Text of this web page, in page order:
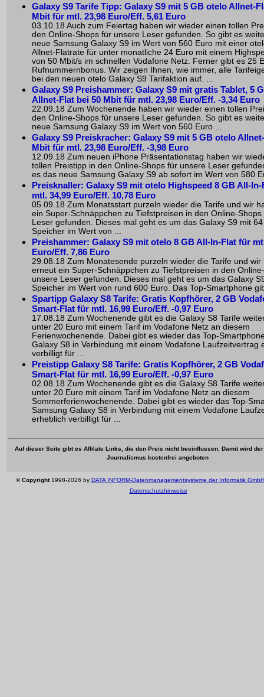
Galaxy S9 Tarife Tipp: Galaxy S9 mit 5 GB otelo Allnet-
Mbit für mtl. 23,98 Euro/Eff. 5,61 Euro
03.10.18 Auch zum Feiertag haben wir wieder einen tollen
den Online-Shops für unsere Leser gefunden. So gibt es
neue Samsung Galaxy S9 im Wert von 560 Euro mit einer
Allnet-Flatrate für unter monatliche 24 Euro mit einem
von 50 Mbit/s im schnellen Vodafone Netz. Ferner gibt es 25
Rufnummernbonus. Wir zeigen Ihnen, wie immer, alle
bei den neuen otelo Galaxy S9 Tarifaktion auf. ...
Galaxy S9 Preishammer: Galaxy S9 mit gratis Tablet, 5
Allnet-Flat bei 50 Mbit für mtl. 23,98 Euro/Eff. -3,34 Euro
22.09.18 Zum Wochenende haben wir wieder einen tollen
den Online-Shops für unsere Leser gefunden. So gibt es
neue Samsung Galaxy S9 im Wert von 560 Euro ...
Galaxy S9 Preiskracher: Galaxy S9 mit 5 GB otelo
Mbit für mtl. 23,98 Euro/Eff. -3,98 Euro
12.09.18 Zum neuen iPhone Präsentationstag haben wir
tollen Preistipp in den Online-Shops für unsere Leser
es das neue Samsung Galaxy S9 ab sofort im Wert von 580
Preisknaller: Galaxy S9 mit otelo Highspeed 8 GB All-
mtl. 34,99 Euro/Eff. 10,78 Euro
05.09.18 Zum Monatsstart purzeln wieder die Tarife und wir
ein Super-Schnäppchen zu Tiefstpreisen in den Online-
Leser gefunden. Dieses mal geht es um das Galaxy S9 mit
Speicher im Wert von ...
Preishammer: Galaxy S9 mit otelo 8 GB All-In-Flat für
Euro/Eff. 7,86 Euro
29.08.18 Zum Monatesende purzeln wieder die Tarife und wir
erneut ein Super-Schnäppchen zu Tiefstpreisen in den
unsere Leser gefunden. Dieses mal geht es um das Galaxy
Speicher im Wert von rund 600 Euro. Das Top-Smartphone
Spartipp Galaxy S8 Tarife: Gratis Kopfhörer, 2 GB
Smart-Flat für mtl. 16,99 Euro/Eff. -0,97 Euro
17.08.18 Zum Wochenende gibt es die Galaxy S8 Tarife
unter 20 Euro mit einem Tarif im Vodafone Netz an diesem
Ferienwochenende. Dabei gibt es wieder das Top-
Galaxy S8 in Verbindung mit einem Vodafone Laufzeitvertrag
verbilligt für ...
Preistipp Galaxy S8 Tarife: Gratis Kopfhörer, 2 GB
Smart-Flat für mtl. 16,99 Euro/Eff. -0,97 Euro
02.08.18 Zum Wochenende gibt es die Galaxy S8 Tarife
unter 20 Euro mit einem Tarif im Vodafone Netz an diesem
Sommerferienwochenende. Dabei gibt es wieder das Top-
Samsung Galaxy S8 in Verbindung mit einem Vodafone
erheblich verbilligt für ...
Auf dieser Seite gibt es Affilate Links, die den Preis nicht beeinflussen. Damit wird
Journalismus kostenfrei angeboten
©Copyright1998-2026 by DATA INFORM-Datenmanagementsysteme der Informatik GmbH
Datenschutzhinweise